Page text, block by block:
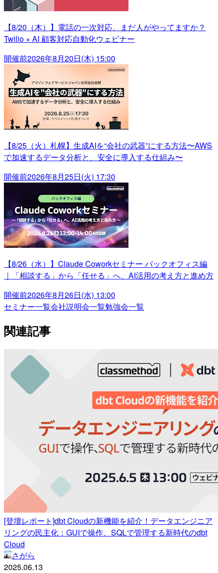
【8/20（木）】電話の一次対応、まだ人がやってますか？
Twilio × AI 顧客対応自動化ウェビナー
開催前2026年8月20日(木) 15:00
【8/25（火）札幌】生成AIを“会社の武器”にする方法〜AWS
で加速するデータ分析と、安全に導入する仕組み〜
開催前2026年8月25日(火) 17:30
【8/26（水）】Claude Coworkセミナー バックオフィス編
｜「相談する」から「任せる」へ、AI活用の考え方と進め方
開催前2026年8月26日(水) 13:00
セミナー一覧会社説明会一覧勉強会一覧
関連記事
[登壇レポート]dbt Cloudの新機能を紹介！データエンジニア
リングの民主化：GUIで操作、SQLで管理する新時代のdbt
Cloud
さがら
2025.06.13